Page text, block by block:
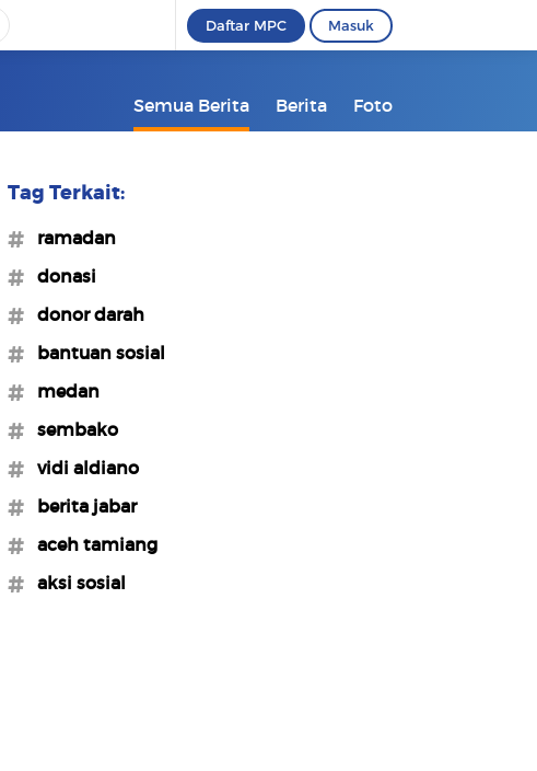
Daftar MPC Masuk
Semua Berita Berita Foto
Tag Terkait:
#ramadan
#donasi
#donor darah
#bantuan sosial
#medan
#sembako
#vidi aldiano
#berita jabar
#aceh tamiang
#aksi sosial